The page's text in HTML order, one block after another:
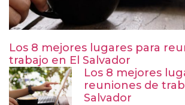
Los 8 mejores lugares para
trabajo en El Salvador
Los 8 mejores
reuniones de
Salvador